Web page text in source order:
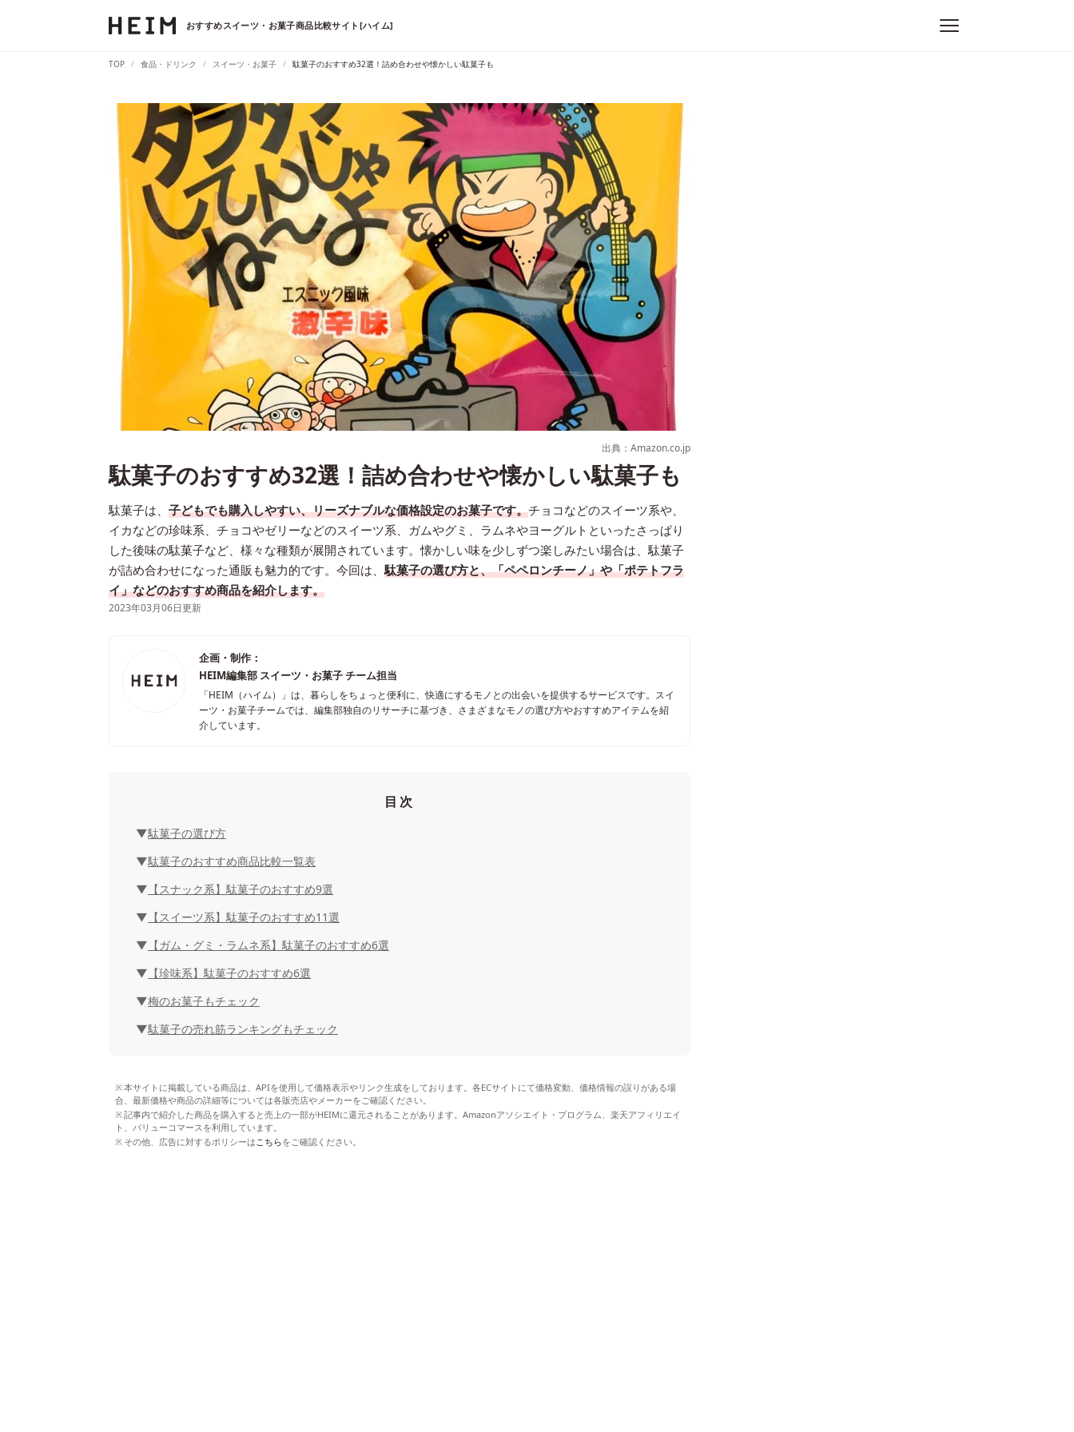
おすすめスイーツ・お菓子商品比較サイト[ハイム]
TOP 食品・ドリンク スイーツ・お菓子 駄菓子のおすすめ32選！詰め合わせや懐かしい駄菓子も
出典：Amazon.co.jp
駄菓子のおすすめ32選！詰め合わせや懐かしい駄菓子も
駄菓子は、 子どもでも購入しやすい、リーズナブルな価格設定のお菓子です。チョコなどのスイーツ系や、
イカなどの珍味系、チョコやゼリーなどのスイーツ系、ガムやグミ、ラムネやヨーグルトといったさっぱり
した後味の駄菓子など、様々な種類が展開されています。懐かしい味を少しずつ楽しみたい場合は、駄菓子
が詰め合わせになった通販も魅力的です。今回は、 駄菓子の選び方と、「ペペロンチーノ」や「ポテトフラ
イ」などのおすすめ商品を紹介します。
2023年03月06日更新
企画・制作：
HEIM編集部 スイーツ・お菓子 チーム担当
「HEIM（ハイム）」は、暮らしをちょっと便利に、快適にするモノとの出会いを提供するサービスです。スイ
ーツ・お菓子チームでは、編集部独自のリサーチに基づき、さまざまなモノの選び方やおすすめアイテムを紹
介しています。
目次
駄菓子の選び方
駄菓子のおすすめ商品比較一覧表
【スナック系】駄菓子のおすすめ9選
【スイーツ系】駄菓子のおすすめ11選
【ガム・グミ・ラムネ系】駄菓子のおすすめ6選
【珍味系】駄菓子のおすすめ6選
梅のお菓子もチェック
駄菓子の売れ筋ランキングもチェック
本サイトに掲載している商品は、APIを使用して価格表示やリンク生成をしております。各ECサイトにて価格変動、価格情報の誤りがある場
合、最新価格や商品の詳細等については各販売店やメーカーをご確認ください。
記事内で紹介した商品を購入すると売上の一部がHEIMに還元されることがあります。Amazonアソシエイト・プログラム、楽天アフィリエイ
ト、バリューコマースを利用しています。
その他、広告に対するポリシーは こちらをご確認ください。